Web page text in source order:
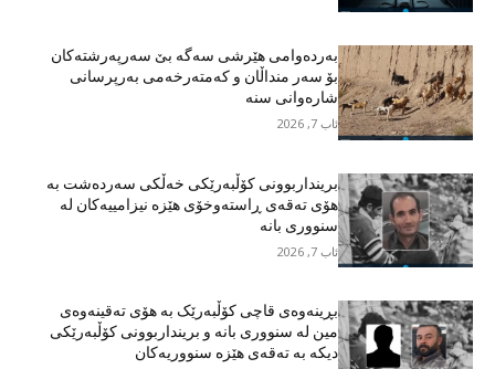
بەردەوامی هێرشی سەگە بێ سەرپەرشتەکان
بۆ سەر منداڵان و کەمتەرخەمی بەرپرسانی
شارەوانی سنە
ئاب 7, 2026
برینداربوونی کۆڵبەرێکی خەڵکی سەردەشت بە
هۆی تەقەی ڕاستەوخۆی هێزە نیزامییەکان لە
سنووری بانە
ئاب 7, 2026
بڕینەوەی قاچی کۆڵبەرێک بە هۆی تەقینەوەی
مین لە سنووری بانە و برینداربوونی کۆڵبەرێکی
دیکە بە تەقەی هێزە سنووریەکان